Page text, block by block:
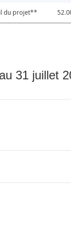
du projet**
31 juillet